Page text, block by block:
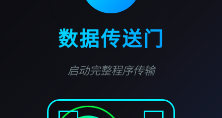
数据传送门
启动完整程序传输